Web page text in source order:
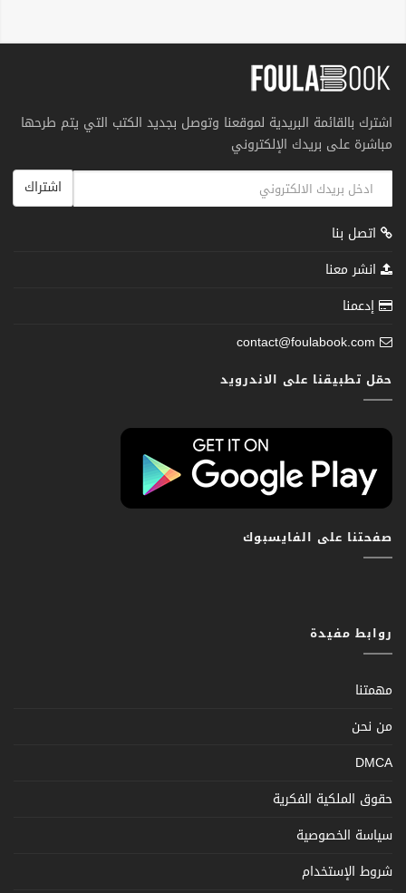
اشترك بالقائمة البريدية لموقعنا وتوصل بجديد الكتب التي يتم طرحها
مباشرة على بريدك الإلكتروني
اشتراك
اتصل بنا
انشر معنا
إدعمنا
contact@foulabook.com
حمّل تطبيقنا على الاندرويد
صفحتنا على الفايسبوك
روابط مفيدة
مهمتنا
من نحن
DMCA
حقوق الملكية الفكرية
سياسة الخصوصية
شروط الإستخدام